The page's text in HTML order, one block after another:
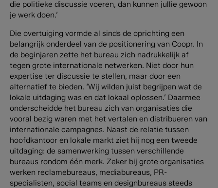
die politieke discussie voeren, dan kunnen jullie gewoon
je werk doen.’
Die overtuiging vormde al sinds de oprichting een
belangrijk onderdeel van de positionering van Coopr. In
de beginjaren zette het bureau zich nadrukkelijk af
tegen grote internationale netwerken. Niet door hun
expertise ter discussie te stellen, maar door een
alternatief te bieden. ‘Wij wilden juist begrijpen wat de
lokale uitdaging was en dat lokaal oplossen.’ Daarmee
onderscheidde het bureau zich van organisaties die
vooral bezig waren met het vertalen en distribueren van
internationale campagnes. Naast de relatie tussen
hoofdkantoor en lokale markt ziet hij nog een tweede
uitdaging: de samenwerking tussen verschillende
bureaus rondom één merk. Zeker bij grote organisaties
werken reclamebureaus, mediabureaus, PR-
specialisten, social teams en designbureaus steeds